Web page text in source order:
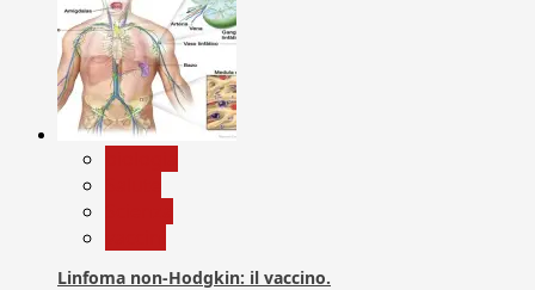
Linfoma non-Hodgkin: il vaccino.